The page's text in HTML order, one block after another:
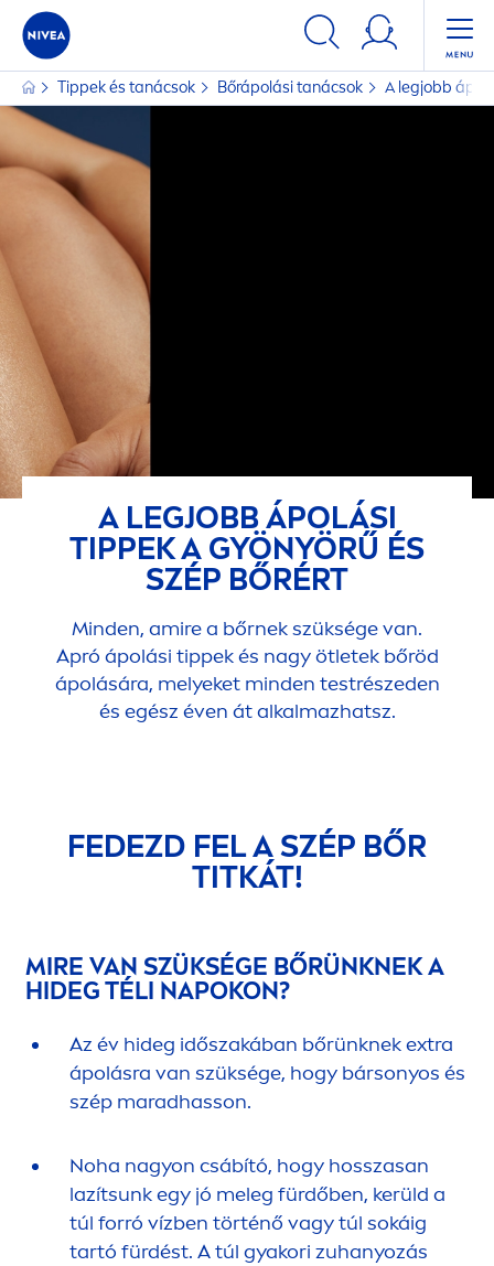
Tippek és tanácsok Bőrápolási tanácsok A legjobb
A LEGJOBB ÁPOLÁSI
TIPPEK A GYÖNYÖRŰ ÉS
SZÉP BŐRÉRT
Minden, amire a bőrnek szüksége van.
Apró ápolási tippek és nagy ötletek bőröd
ápolására, melyeket minden testrészeden
és egész éven át alkalmazhatsz.
FEDEZD FEL A SZÉP BŐR
TITKÁT!
MIRE VAN SZÜKSÉGE BŐRÜNKNEK A
HIDEG TÉLI NAPOKON?
Az év hideg időszakában bőrünknek extra
ápolásra van szüksége, hogy bársonyos és
szép maradhasson.
Noha nagyon csábító, hogy hosszasan
lazítsunk egy jó meleg fürdőben, kerüld a
túl forró vízben történő vagy túl sokáig
tartó fürdést. A túl gyakori zuhanyozás